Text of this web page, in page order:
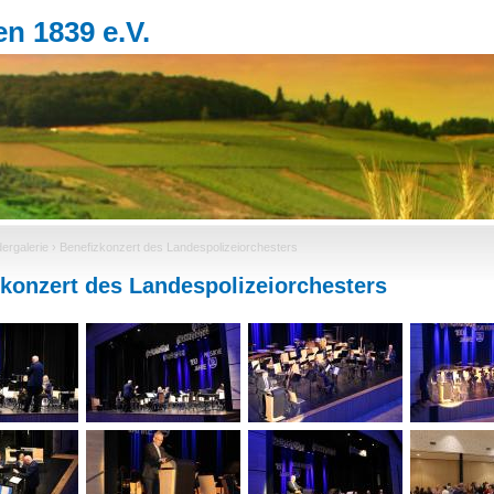
1839 e.V.
› Benefizkonzert des Landespolizeiorchesters
des Landespolizeiorchesters